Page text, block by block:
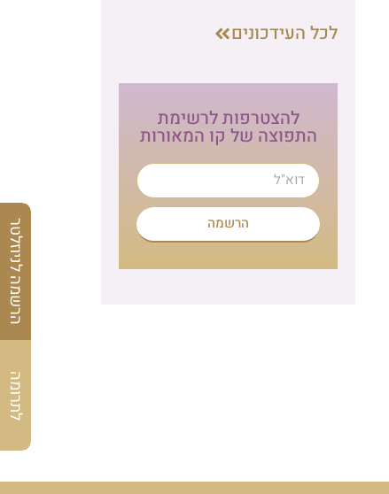
לכל העידכונים
להצטרפות לרשימת
התפוצה של קו המאורות
הרשמה הרשמה לניוזלטר
לתרומה